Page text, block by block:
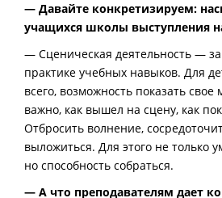
— Давайте конкретизируем:
учащихся школы выступления
— Сценическая деятельность —
практике учебных навыков. Для
всего, возможность показать свое
важно, как вышел на сцену, как
Отбросить волнение,
выложиться. Для этого не только
но способность собраться.
— А что преподавателям дает